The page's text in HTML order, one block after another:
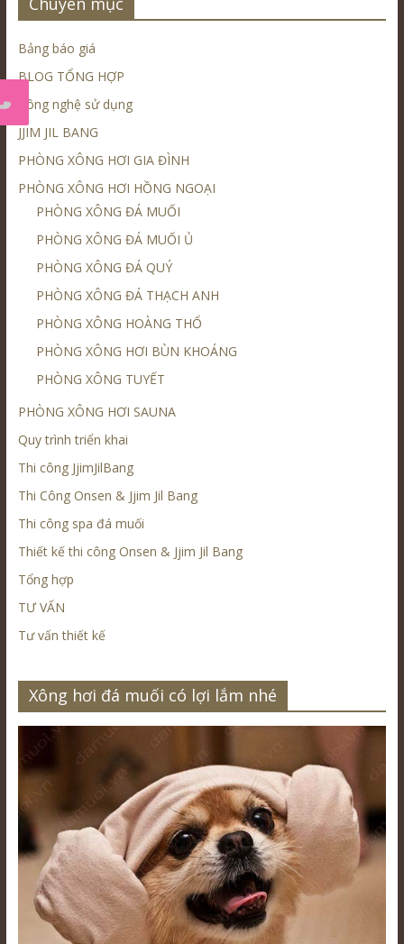
Bảng báo giá
BLOG TỔNG HỢP
Công nghệ sử dụng
JJIM JIL BANG
PHÒNG XÔNG HƠI GIA ĐÌNH
PHÒNG XÔNG HƠI HỒNG NGOẠI
PHÒNG XÔNG ĐÁ MUỐI
PHÒNG XÔNG ĐÁ MUỐI Ủ
PHÒNG XÔNG ĐÁ QUÝ
PHÒNG XÔNG ĐÁ THẠCH ANH
PHÒNG XÔNG HOÀNG THỔ
PHÒNG XÔNG HƠI BÙN KHOÁNG
PHÒNG XÔNG TUYẾT
PHÒNG XÔNG HƠI SAUNA
Quy trình triển khai
Thi công JjimJilBang
Thi Công Onsen & Jjim Jil Bang
Thi công spa đá muối
Thiết kế thi công Onsen & Jjim Jil Bang
Tổng hợp
TƯ VẤN
Tư vấn thiết kế
Xông hơi đá muối có lợi lắm nhé